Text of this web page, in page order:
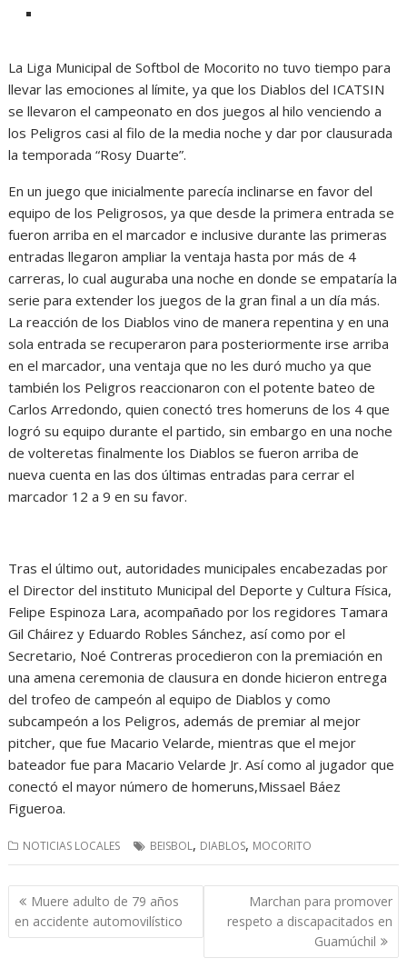
La Liga Municipal de Softbol de Mocorito no tuvo tiempo para
llevar las emociones al límite, ya que los Diablos del ICATSIN
se llevaron el campeonato en dos juegos al hilo venciendo a
los Peligros casi al filo de la media noche y dar por clausurada
la temporada “Rosy Duarte”.
En un juego que inicialmente parecía inclinarse en favor del
equipo de los Peligrosos, ya que desde la primera entrada se
fueron arriba en el marcador e inclusive durante las primeras
entradas llegaron ampliar la ventaja hasta por más de 4
carreras, lo cual auguraba una noche en donde se empataría la
serie para extender los juegos de la gran final a un día más.
La reacción de los Diablos vino de manera repentina y en una
sola entrada se recuperaron para posteriormente irse arriba
en el marcador, una ventaja que no les duró mucho ya que
también los Peligros reaccionaron con el potente bateo de
Carlos Arredondo, quien conectó tres homeruns de los 4 que
logró su equipo durante el partido, sin embargo en una noche
de volteretas finalmente los Diablos se fueron arriba de
nueva cuenta en las dos últimas entradas para cerrar el
marcador 12 a 9 en su favor.
Tras el último out, autoridades municipales encabezadas por
el Director del instituto Municipal del Deporte y Cultura Física,
Felipe Espinoza Lara, acompañado por los regidores Tamara
Gil Cháirez y Eduardo Robles Sánchez, así como por el
Secretario, Noé Contreras procedieron con la premiación en
una amena ceremonia de clausura en donde hicieron entrega
del trofeo de campeón al equipo de Diablos y como
subcampeón a los Peligros, además de premiar al mejor
pitcher, que fue Macario Velarde, mientras que el mejor
bateador fue para Macario Velarde Jr. Así como al jugador que
conectó el mayor número de homeruns,Missael Báez
Figueroa.
NOTICIAS LOCALES BEISBOL, DIABLOS, MOCORITO
Navegación
de
entradas
Muere adulto de 79 años
en accidente automovilístico
Marchan para promover
respeto a discapacitados en
Guamúchil